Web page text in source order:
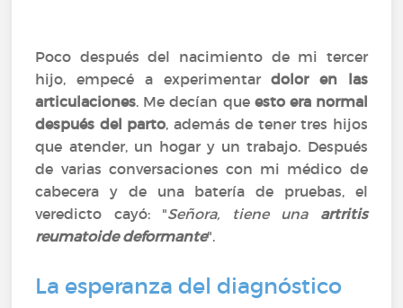
Poco después del nacimiento de mi tercer
hijo, empecé a experimentardolor en las
articulaciones. Me decían que esto era normal
después del parto, además de tener tres hijos
que atender, un hogar y un trabajo. Después
de varias conversaciones con mi médico de
cabecera y de una batería de pruebas, el
veredicto cayó: "Señora, tiene una artritis
reumatoide deformante".
La esperanza del diagnóstico